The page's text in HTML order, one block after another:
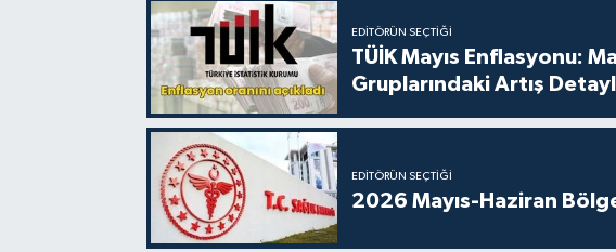
EDITÖRÜN SEÇTIĞI
TÜİK Mayıs Enflasyonu:
Gruplarındaki Artış
EDITÖRÜN SEÇTIĞI
2026 Mayıs-Haziran